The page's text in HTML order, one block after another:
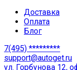
Доставка
Оплата
Блог
7(495) *********
support@autoget.ru
ул. Горбунова 12,